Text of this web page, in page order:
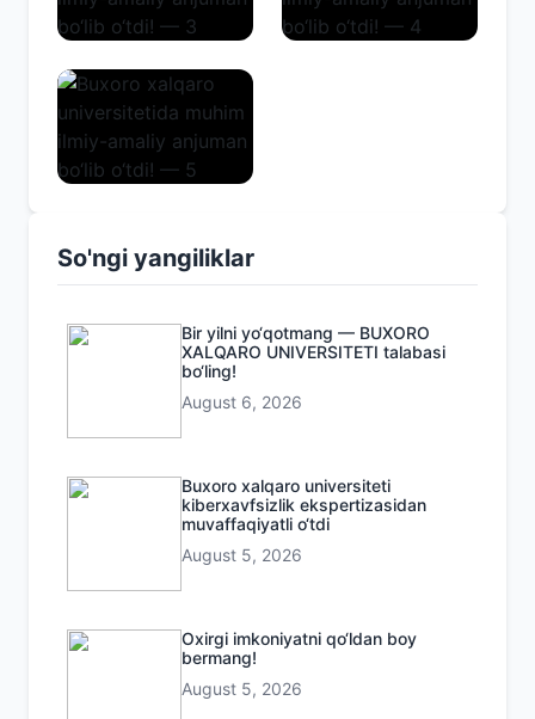
So'ngi yangiliklar
Bir yilni yo‘qotmang — BUXORO
XALQARO UNIVERSITETI talabasi
bo‘ling!
August 6, 2026
Buxoro xalqaro universiteti
kiberxavfsizlik ekspertizasidan
muvaffaqiyatli o‘tdi
August 5, 2026
Oxirgi imkoniyatni qo‘ldan boy
bermang!
August 5, 2026